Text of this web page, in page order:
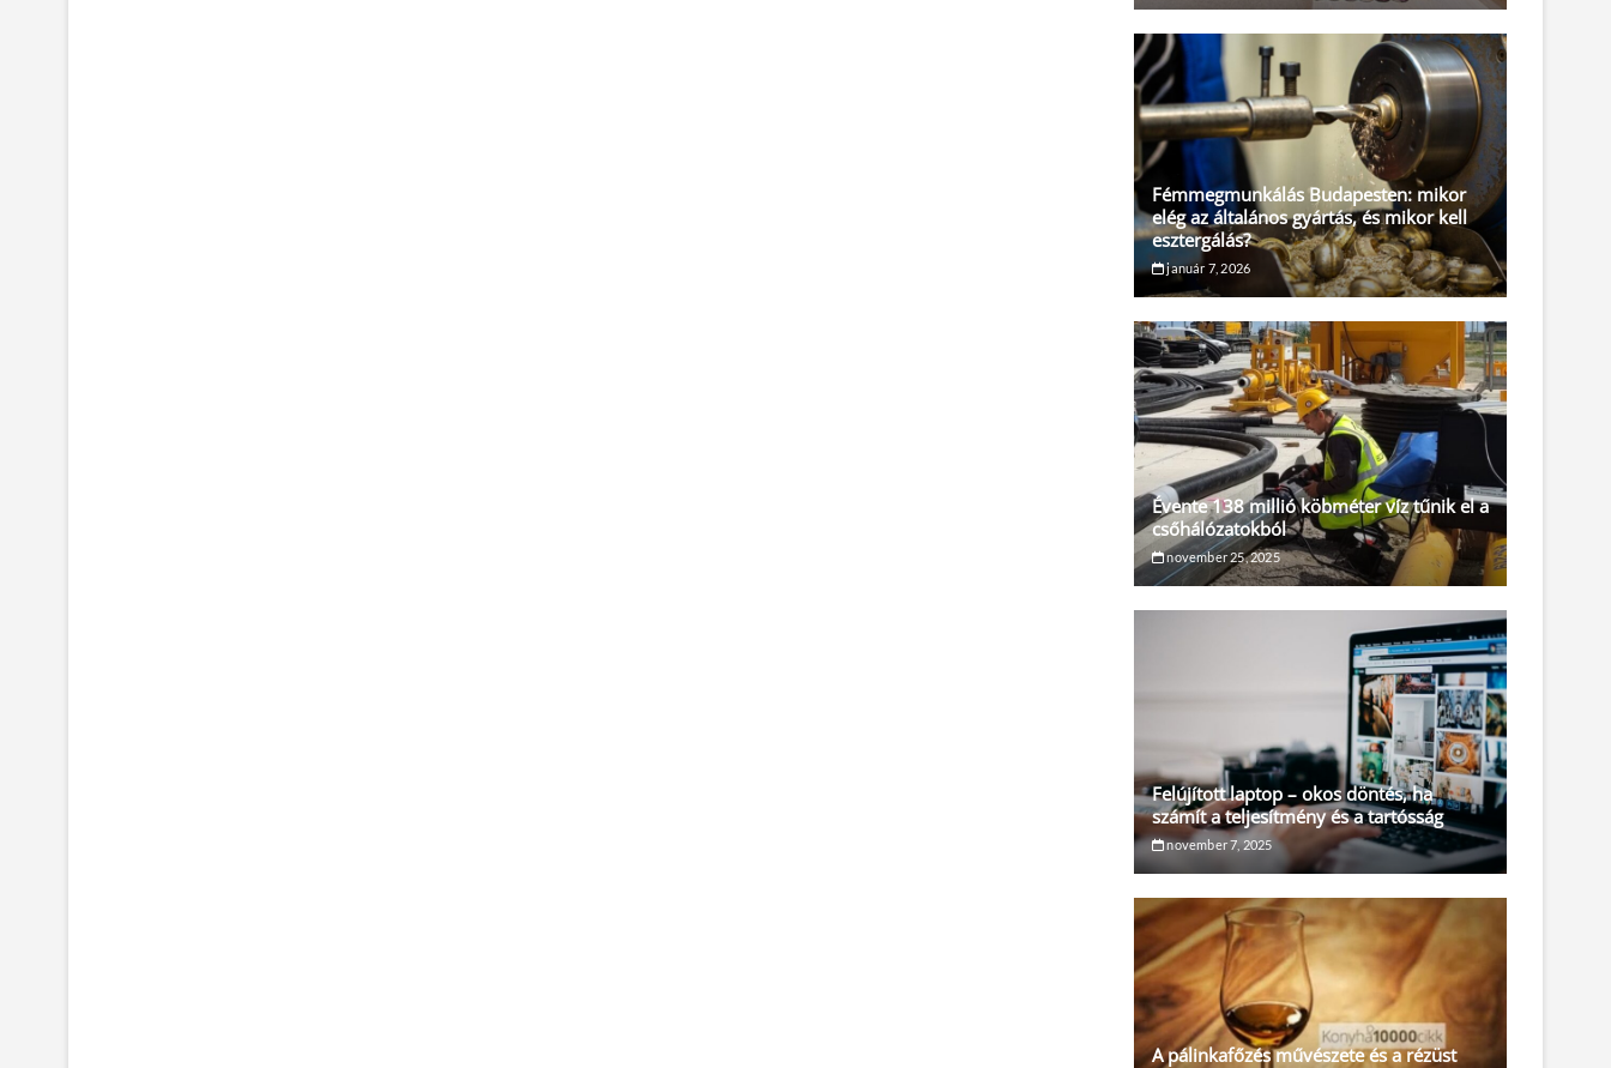
Fémmegmunkálás Budapesten: mikor
elég az általános gyártás, és mikor kell
esztergálás?
január 7, 2026
Évente 138 millió köbméter víz tűnik el a
csőhálózatokból
november 25, 2025
Felújított laptop – okos döntés, ha
számít a teljesítmény és a tartósság
november 7, 2025
A pálinkafőzés művészete és a rézüst